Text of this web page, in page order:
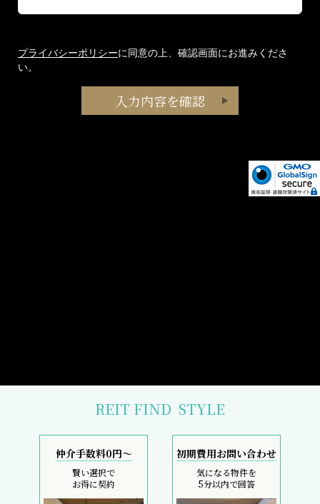
プライバシーポリシーに同意の上、確認画面にお進みくださ
い。
REIT FIND STYLE
仲介手数料0円～
賢い選択で
お得に契約
初期費用お問い合わせ
気になる物件を
5分以内で回答